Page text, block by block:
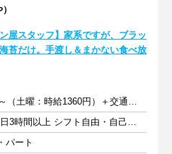
ン屋スタッフ】家系ですが、ブラッ
苔だけ。手渡し＆まかない食べ放
時給1260円～（土曜：時給1360円）＋交通費全額支給
週2日以上 1日3時間以上 シフト自由・自己申告
パート